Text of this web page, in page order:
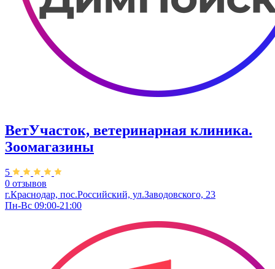
ВетУчасток, ветеринарная клиника.
Зоомагазины
5
0 отзывов
г.Краснодар, пос.Российский, ул.Заводовского, 23
Пн-Вс 09:00-21:00